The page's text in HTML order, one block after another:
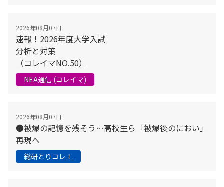
2026年08月07日
速報！2026年度大学入試
分析と対策
（コレイマNO.50）
NEA通信 (コレイマ)
2026年08月07日
●被爆の記憶を残そう…高校生ら「被爆後のにおい」
再現へ
総研とりコレ！